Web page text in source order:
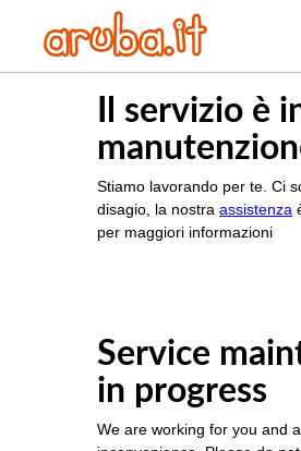
Il servizio è
Stiamo lavorando per te. Ci
disagio, la nostra assistenza
per maggiori informazioni
Service
in progress
We are working for you and